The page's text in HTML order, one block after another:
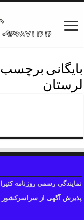
بایگانی
لرستان
نمایندگی رسمی روزنامه
پذیرش آگهی از سراسرکشور